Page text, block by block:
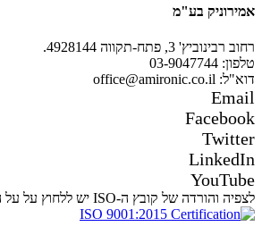
אמירוניק בע"מ
רחוב רבינוביץ' 3, פתח-תקווה 4928144.
טלפון: 03-9047744
דוא"ל: office@amironic.co.il
Email
Facebook
Twitter
LinkedIn
YouTube
לצפיה והורדה של קובץ ה-ISO יש ללחוץ על על התמונה